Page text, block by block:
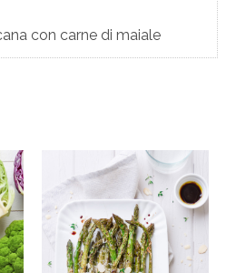
con carne di maiale